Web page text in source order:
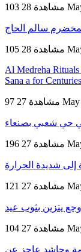
103 مشاهدة 28
سالم الحاج
105 مشاهدة 28
Al Medreha
Sana a for Centuries
97 مشاهدة 27 May
حي شعبي بصنعاء
196 مشاهدة 27
إلى شديدة الحرارة
121 مشاهدة 27
يتزين بثوب عيد
104 مشاهدة 27
وحاشد عاجز عن